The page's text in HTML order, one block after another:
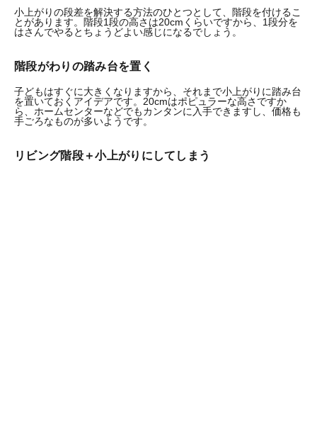
小上がりの段差を解決する方法のひとつとして、階段を付けるこ
とがあります。階段1段の高さは20cmくらいですから、1段分を
はさんでやるとちょうどよい感じになるでしょう。
階段がわりの踏み台を置く
子どもはすぐに大きくなりますから、それまで小上がりに踏み台
を置いておくアイデアです。20cmはポピュラーな高さですか
ら、ホームセンターなどでもカンタンに入手できますし、価格も
手ごろなものが多いようです。
リビング階段＋小上がりにしてしまう